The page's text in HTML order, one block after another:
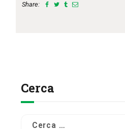
Share:
Cerca
Ricerca